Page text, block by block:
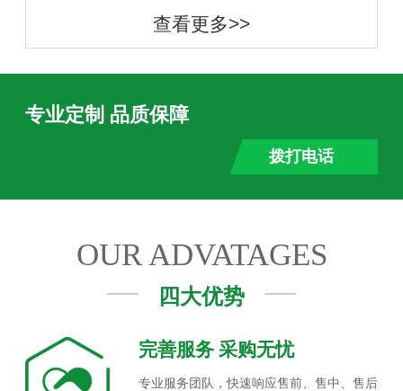
查看更多>>
专业定制 品质保障
拨打电话
OUR ADVATAGES
四大优势
完善服务 采购无忧
专业服务团队，快速响应售前、售中、售后